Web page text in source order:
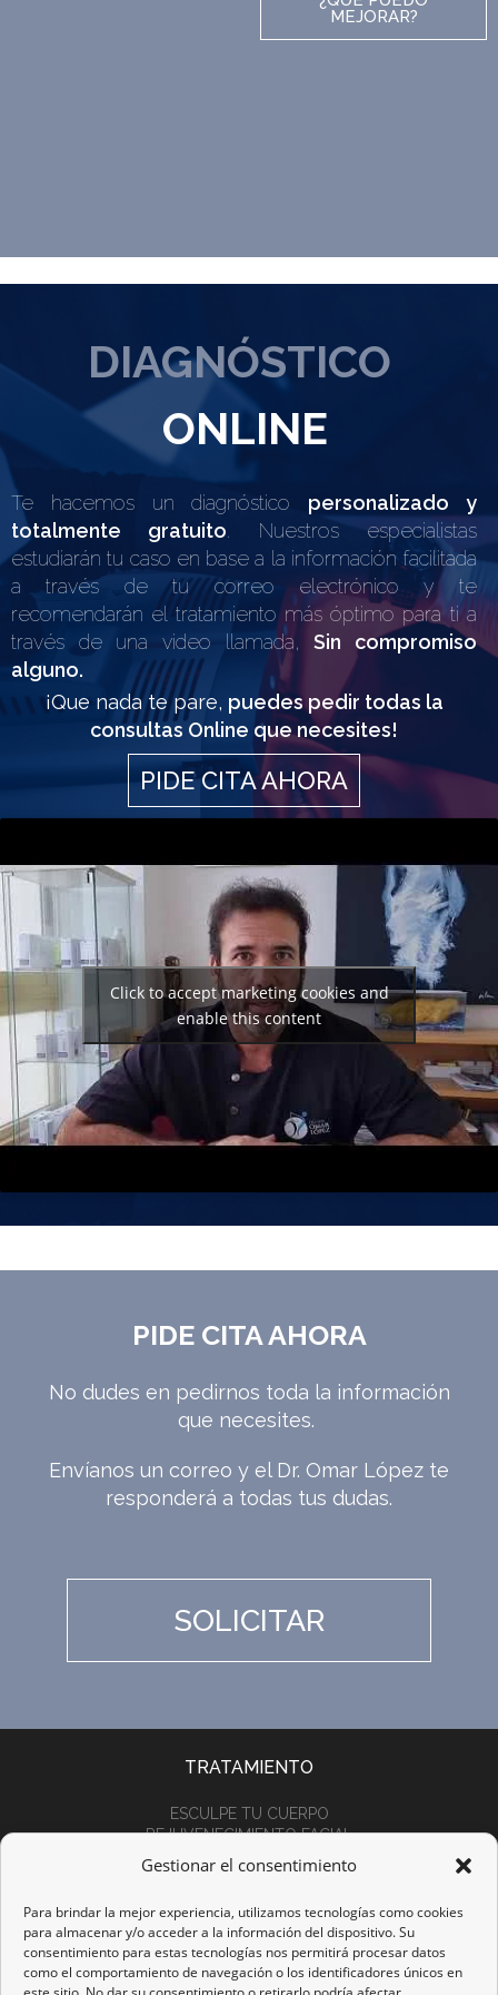
Gestionar el consentimiento
Para brindar la mejor experiencia, utilizamos tecnologías como cookies
para almacenar y/o acceder a la información del dispositivo. Su
consentimiento para estas tecnologías nos permitirá procesar datos
como el comportamiento de navegación o los identificadores únicos en
MEJORAR?
DIAGNÓSTICO
ONLINE
Te hacemos un diagnóstico personalizado y
totalmente gratuito . Nuestros especialistas
estudiarán tu caso en base a la información facilitada
a través de tu correo electrónico y te
recomendarán el tratamiento más óptimo para ti a
través de una video llamada,Sin compromiso
alguno.
¡Que nada te pare, puedes pedir todas la
consultas Online que necesites!
PIDE CITA AHORA
Click to accept marketing cookies and
enable this content
PIDE CITA AHORA
No dudes en pedirnos toda la información
que necesites.
Envíanos un correo y el Dr. Omar López te
responderá a todas tus dudas.
SOLICITAR
TRATAMIENTO
ESCULPE TU CUERPO
REJUVENECIMIENTO FACIAL
TERAPIAS REGENERATIVAS
AVISO LEGAL
POLÍTICA DE PRIVACIDAD
POLÍTICA DE COOKIES